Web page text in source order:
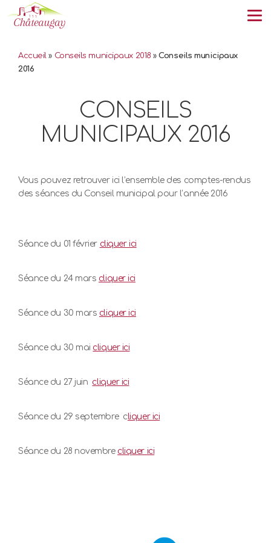
Accueil» Conseils municipaux 2018 »Conseils municipaux
2016
CONSEILS
MUNICIPAUX 2016
Vous pouvez retrouver ici l’ensemble des comptes-rendus
des séances du Conseil municipal pour l’année 2016
Séance du 01 février cliquer ici
Séance du 24 mars cliquer ici
Séance du 30 mars cliquer ici
Séance du 30 mai cliquer ici
Séance du 27 juin cliquer ici
Séance du 29 septembre cliquer ici
Séance du 28 novembre cliquer ici